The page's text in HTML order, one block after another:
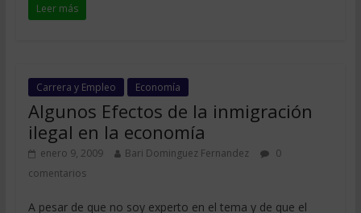
Leer más
Carrera y Empleo Economía
Algunos Efectos de la inmigración
ilegal en la economía
enero 9, 2009 Bari Dominguez Fernandez
0
comentarios
A pesar de que no soy experto en el tema y de que el